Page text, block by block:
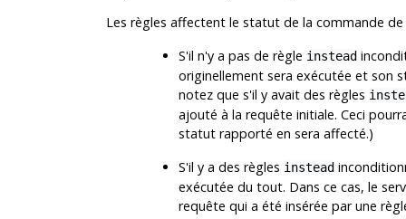
Les règles affectent le statut de la commande
S'il n'y a pas de règle instead
originellement sera exécutée et son
notez que s'il y avait des règles
ajouté à la requête initiale. Ceci
statut rapporté en sera affecté.)
S'il y a des règles instead
exécutée du tout. Dans ce cas, le
requête qui a été insérée par une